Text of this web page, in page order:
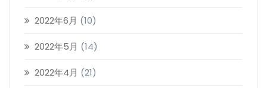
2022年6月 (10)
2022年5月 (14)
2022年4月 (21)